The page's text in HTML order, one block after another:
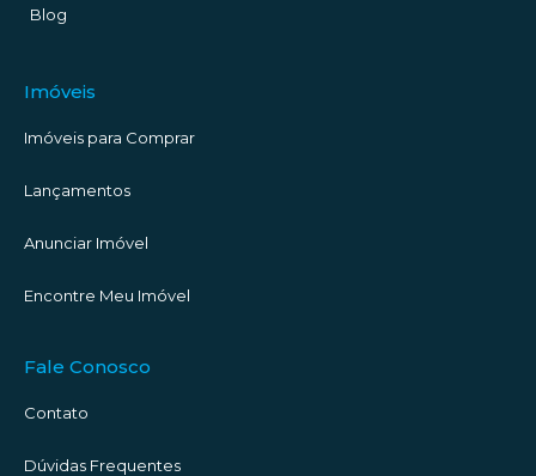
Blog
Imóveis
Imóveis para Comprar
Lançamentos
Anunciar Imóvel
Encontre Meu Imóvel
Fale Conosco
Contato
Dúvidas Frequentes